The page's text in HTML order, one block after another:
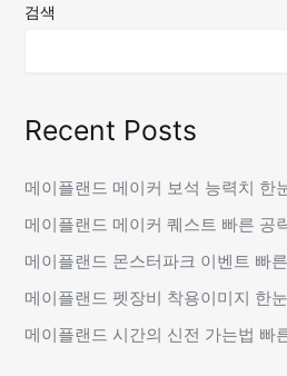
검색
Recent Posts
메이플랜드 메이커 보석 능력치 한
메이플랜드 메이커 퀘스트 빠른 공
메이플랜드 몬스터파크 이벤트 빠
메이플랜드 펫장비 착용이미지 한
메이플랜드 시간의 신전 가는법 빠